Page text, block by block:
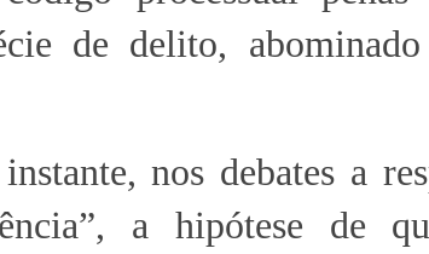
de delito,
nos debates a
a hipótese de